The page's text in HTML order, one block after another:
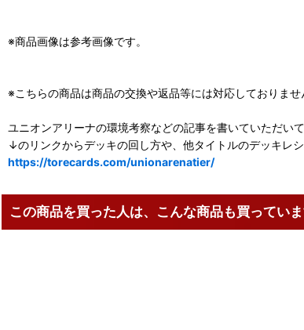
※商品画像は参考画像です。
※こちらの商品は商品の交換や返品等には対応しておりませ
ユニオンアリーナの環境考察などの記事を書いていただい
↓のリンクからデッキの回し方や、他タイトルのデッキレ
https://torecards.com/unionarenatier/
この商品を買った人は、こんな商品も買ってい